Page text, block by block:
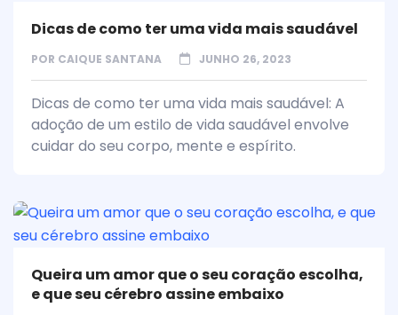
Dicas de como ter uma vida mais saudável
POR CAIQUE SANTANA JUNHO 26, 2023
Dicas de como ter uma vida mais saudável: A
adoção de um estilo de vida saudável envolve
cuidar do seu corpo, mente e espírito.
Queira um amor que o seu coração escolha,
e que seu cérebro assine embaixo